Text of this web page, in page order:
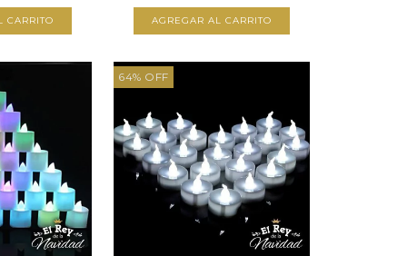
64% OFF